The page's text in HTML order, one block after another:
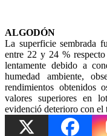
ALGODÓN
La superficie sembrada
entre 22 y 24 %
lentamente debido a
humedad ambiente,
rendimientos obtenidos
valores superiores en
evidenció deterioro con el